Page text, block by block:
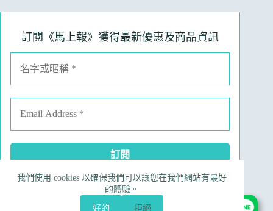
我們使用 cookies 以確保我們可以讓您在我們網站有最好
的體驗。
好的 拒絕
訂閱《馬上報》獲得最新優惠及商品資訊
Facebook Instagram Line
電子郵件
電話號碼